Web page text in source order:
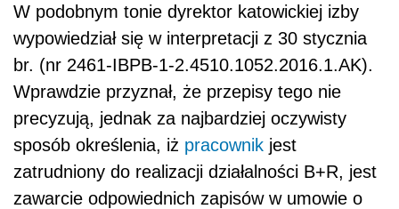
W podobnym tonie dyrektor katowickiej izby
wypowiedział się w interpretacji z 30 stycznia
br. (nr 2461-IBPB-1-2.4510.1052.2016.1.AK).
Wprawdzie przyznał, że przepisy tego nie
precyzują, jednak za najbardziej oczywisty
sposób określenia, iż pracownik jest
zatrudniony do realizacji działalności B+R, jest
zawarcie odpowiednich zapisów w umowie o